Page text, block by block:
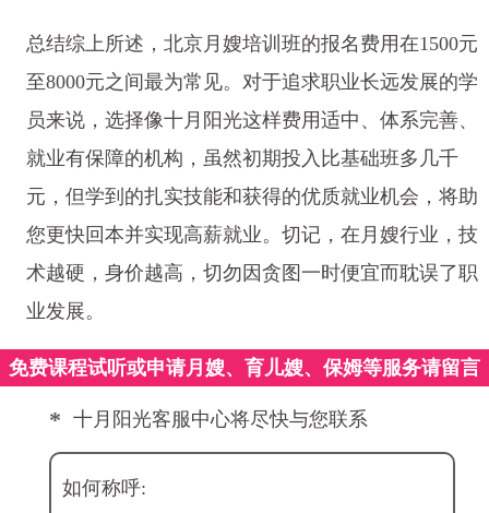
总结综上所述，北京月嫂培训班的报名费用在1500元
至8000元之间最为常见。对于追求职业长远发展的学
员来说，选择像十月阳光这样费用适中、体系完善、
就业有保障的机构，虽然初期投入比基础班多几千
元，但学到的扎实技能和获得的优质就业机会，将助
您更快回本并实现高薪就业。切记，在月嫂行业，技
术越硬，身价越高，切勿因贪图一时便宜而耽误了职
业发展。
免费课程试听或申请月嫂、育儿嫂、保姆等服务请留言
* 十月阳光客服中心将尽快与您联系
如何称呼: